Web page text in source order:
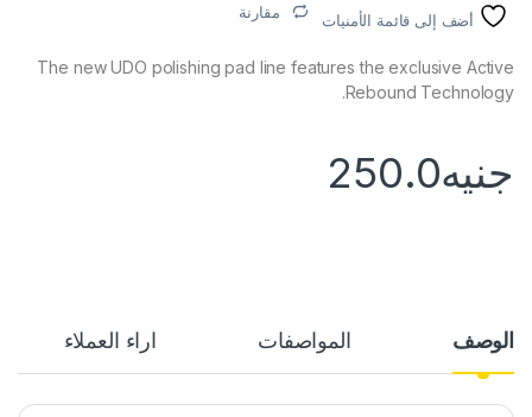
أضف إلى قائمة الأمنيات مقارنة
The new UDO polishing pad line features the exclusive Active
Rebound Technology.
جنيه250.0
الوصف المواصفات آراء العملاء